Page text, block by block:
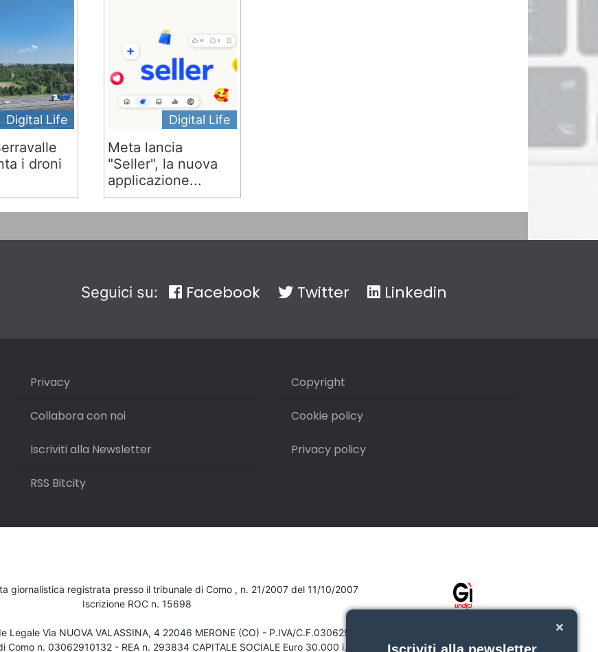
Digital Life
i droni
Digital Life
Meta lancia
"Seller", la nuova
applicazione...
Seguici su: Facebook Twitter Linkedin
Privacy
Collabora con noi
Iscriviti alla Newsletter
RSS Bitcity
Copyright
Cookie policy
Privacy policy
giornalistica registrata presso il tribunale di Como , n. 21/2007 del 11/10/2007
Iscrizione ROC n. 15698
Legale Via NUOVA VALASSINA, 4 22046 MERONE (CO) - P.IVA/C.F.03062910132
Como n. 03062910132 - REA n. 293834 CAPITALE SOCIALE Euro 30.000 i.v.